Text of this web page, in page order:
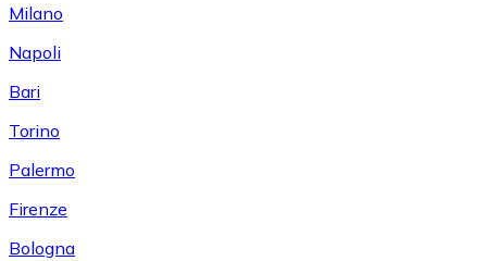
Milano
Napoli
Bari
Torino
Palermo
Firenze
Bologna